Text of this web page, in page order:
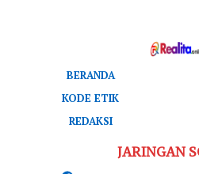
BERANDA
KODE ETIK
REDAKSI
JARINGAN